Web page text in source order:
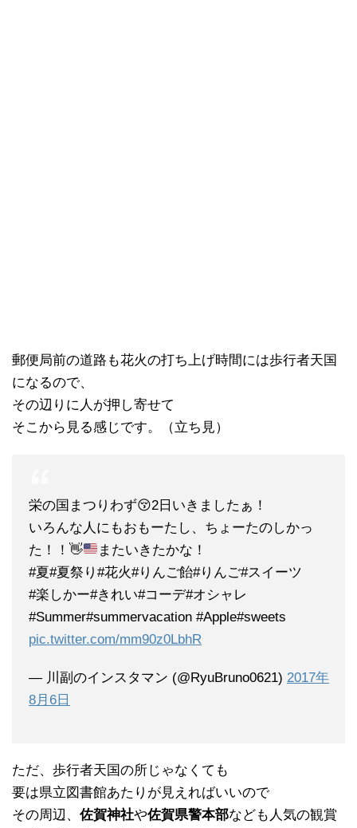
郵便局前の道路も花火の打ち上げ時間には歩行者天国
になるので、
その辺りに人が押し寄せて
そこから見る感じです。（立ち見）
栄の国まつりわず😚2日いきましたぁ！
いろんな人にもおもーたし、ちょーたのしかっ
た！！ 👋
またいきたかな！
#夏#夏祭り#花火#りんご飴#りんご#スイーツ
#楽しかー#きれい#コーデ#オシャレ
#Summer#summervacation #Apple#sweets
pic.twitter.com/mm90z0LbhR
— 川副のインスタマン (@RyuBruno0621) 2017年
8月6日
ただ、歩行者天国の所じゃなくても
要は県立図書館あたりが見えればいいので
その周辺、 佐賀神社や佐賀県警本部なども人気の観賞